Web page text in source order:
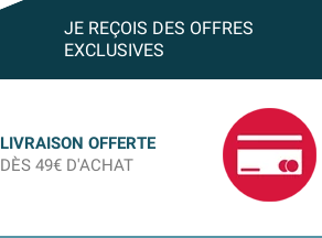
JE REÇOIS DES OFFRES
EXCLUSIVES
LIVRAISON OFFERTE
DÈS 49€ D'ACHAT